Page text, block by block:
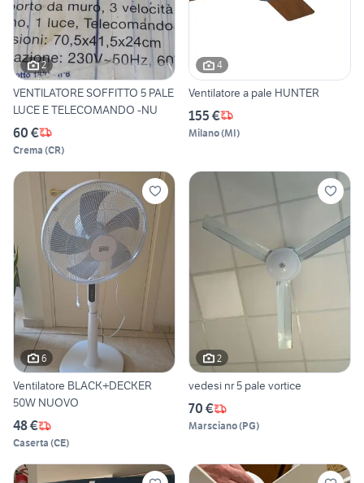
2
VENTILATORE SOFFITTO 5 PALE
LUCE E TELECOMANDO -NU
60 €
Crema (CR)
4
Ventilatore a pale HUNTER
155 €
Milano(MI)
6
Ventilatore BLACK+DECKER
50W NUOVO
48 €
Caserta (CE)
2
vedesi nr 5 pale vortice
70 €
Marsciano(PG)